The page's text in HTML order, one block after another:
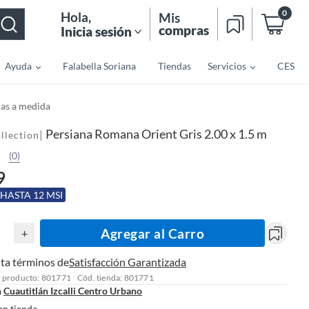
Hola,
Inicia sesión
Mis
compras
0
Ayuda Falabella Soriana Tiendas Servicios CES
a medida
| Persiana Romana Orient Gris 2.00 x 1.5 m
(0)
12 MSI
+ Agregar al Carro
términos deSatisfacción Garantizada
producto: 801771 Cód. tienda: 801771
Cuautitlán Izcalli Centro Urbano